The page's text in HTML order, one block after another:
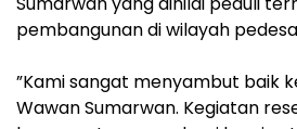
pembangunan di wilayah
‎”Kami sangat menyambut baik
Wawan Sumarwan. Kegiatan